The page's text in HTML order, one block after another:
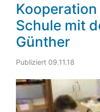
Schule mit
Günther
Publiziert 09.11.18